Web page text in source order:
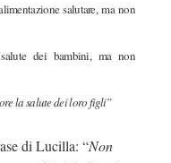
salutare, ma non
dei bambini, ma non
la salute dei loro figli”
di Lucilla: “Non